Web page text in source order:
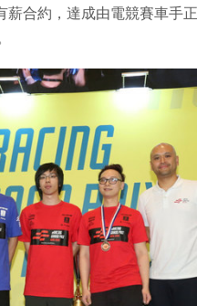
合約，達成由電競賽車手